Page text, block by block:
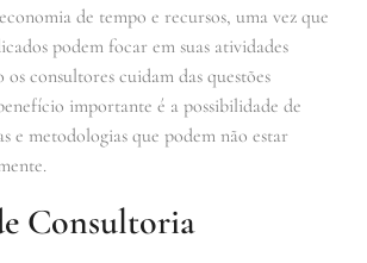
de tempo e recursos, uma vez que
podem focar em suas atividades
consultores cuidam das questões
importante é a possibilidade de
e metodologias que podem não estar
Consultoria